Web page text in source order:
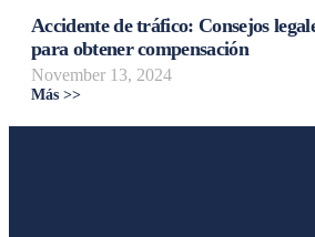
Accidente de tráfico: Consejos
para obtener compensación
November 13, 2024
Más >>